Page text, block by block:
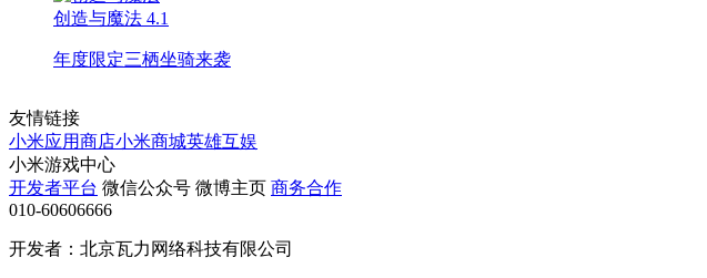
创造与魔法 4.1
年度限定三栖坐骑来袭
友情链接
小米应用商店小米商城英雄互娱
小米游戏中心
开发者平台 微信公众号 微博主页 商务合作
010-60606666
开发者：北京瓦力网络科技有限公司